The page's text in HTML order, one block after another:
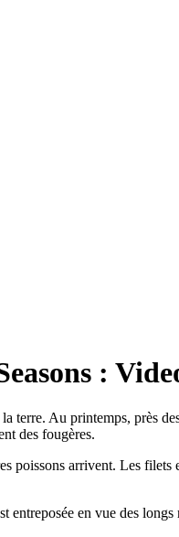
:
terre. Au printemps, près
des fougères.
poissons arrivent. Les
en vue des